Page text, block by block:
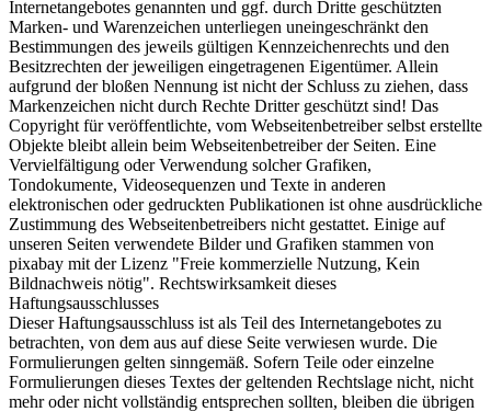
Internetangebotes genannten und ggf. durch Dritte geschützten
Marken- und Warenzeichen unterliegen uneingeschränkt den
Bestimmungen des jeweils gültigen Kennzeichenrechts und den
Besitzrechten der jeweiligen eingetragenen Eigentümer. Allein
aufgrund der bloßen Nennung ist nicht der Schluss zu ziehen, dass
Markenzeichen nicht durch Rechte Dritter geschützt sind! Das
Copyright für veröffentlichte, vom Webseitenbetreiber selbst erstellte
Objekte bleibt allein beim Webseitenbetreiber der Seiten. Eine
Vervielfältigung oder Verwendung solcher Grafiken,
Tondokumente, Videosequenzen und Texte in anderen
elektronischen oder gedruckten Publikationen ist ohne ausdrückliche
Zustimmung des Webseitenbetreibers nicht gestattet. Einige auf
unseren Seiten verwendete Bilder und Grafiken stammen von
pixabay mit der Lizenz "Freie kommerzielle Nutzung, Kein
Bildnachweis nötig". Rechtswirksamkeit dieses
Haftungsausschlusses
Dieser Haftungsausschluss ist als Teil des Internetangebotes zu
betrachten, von dem aus auf diese Seite verwiesen wurde. Die
Formulierungen gelten sinngemäß. Sofern Teile oder einzelne
Formulierungen dieses Textes der geltenden Rechtslage nicht, nicht
mehr oder nicht vollständig entsprechen sollten, bleiben die übrigen